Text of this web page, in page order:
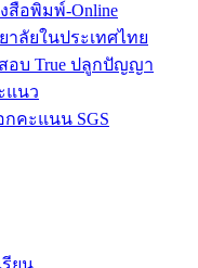
สือพิมพ์-Online
าลัยในประเทศไทย
อบ True ปลูกปัญญา
แนว
กคะแนน SGS